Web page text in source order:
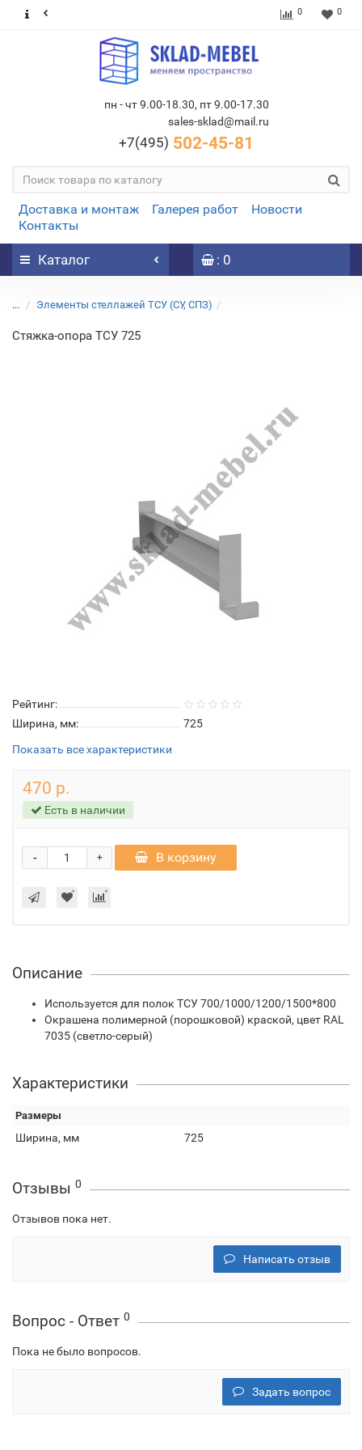
0 0
пн - чт 9.00-18.30, пт 9.00-17.30
sales-sklad@mail.ru
+7(495) 502-45-81
Доставка и монтаж Галерея работ
Новости
Контакты
Каталог : 0
... Элементы стеллажей ТСУ (СУ, СПЗ)
Стяжка-опора ТСУ 725
Рейтинг:
Ширина, мм:
725
Показать все характеристики
470 р.
Есть в наличии
+
- В корзину
Описание
Используется для полок ТСУ 700/1000/1200/1500*800
Окрашена полимерной (порошковой) краской, цвет RAL
7035 (светло-серый)
Характеристики
Размеры
Ширина, мм 725
Отзывы 0
Отзывов пока нет.
Написать отзыв
Вопрос - Ответ 0
Пока не было вопросов.
Задать вопрос